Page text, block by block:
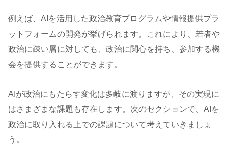
例えば、AIを活用した政治教育プログラムや情報提供プラ
ットフォームの開発が挙げられます。これにより、若者や
政治に疎い層に対しても、政治に関心を持ち、参加する機
会を提供することができます。
AIが政治にもたらす変化は多岐に渡りますが、その実現に
はさまざまな課題も存在します。次のセクションで、AIを
政治に取り入れる上での課題について考えていきましょ
う。